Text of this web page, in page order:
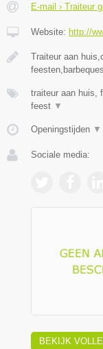
E-mail › Traiteur
Website: http://
Traiteur aan
traiteur aan huis,
feest ▼
Openingstijden ▼
Sociale media:
BEKIJK